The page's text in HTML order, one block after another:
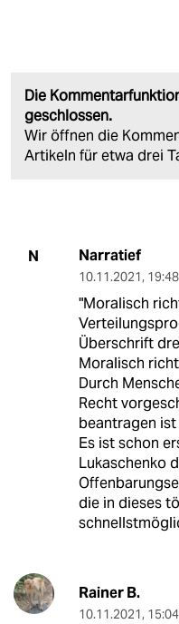
Die
geschlossen.
Wir öffnen die
Artikeln für etwa drei
N Narratief
10.11.2021,
"Moralisch
Überschrift
Moralisch
Durch
Recht
beantragen
Es ist schon
Lukaschenko
die in dieses
Rainer B.
10.11.2021,